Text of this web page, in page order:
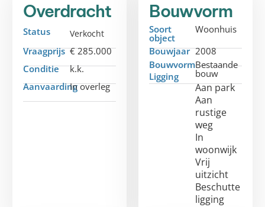
Overdracht
Status Verkocht
Vraagprijs € 285.000
Conditie
k.k.
AanvaardingIn overleg
Bouwvorm
Soort
object
Woonhuis
Bouwjaar 2008
BouwvormBestaande
bouw
Ligging
Aan park
Aan
rustige
weg
In
woonwijk
Vrij
uitzicht
Beschutte
ligging